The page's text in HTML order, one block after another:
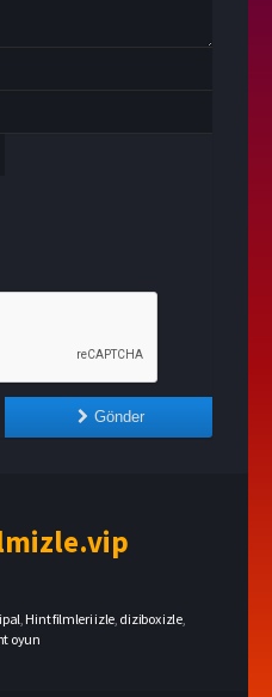
Gönder
Hint filmleri izle dizibox izle,
oyun